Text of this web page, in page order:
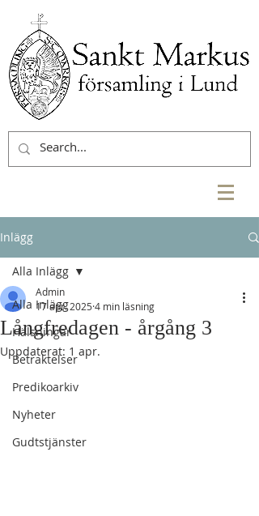
Inlägg
Alla Inlägg
Hälsningar
Betraktelser
Predikoarkiv
Nyheter
Gudtstjänster
Alla Inlägg
Långfredagen - årgång 3
Admin
17 apr. 2025 4 min läsning
Uppdaterat: 1 apr.